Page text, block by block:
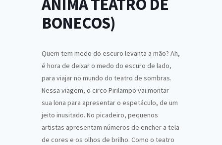
ÂNIMA TEATRO DE
BONECOS)
Quem tem medo do escuro levanta a mão? Ah,
é hora de deixar o medo do escuro de lado,
para viajar no mundo do teatro de sombras.
Nessa viagem, o circo Pirilampo vai montar
sua lona para apresentar o espetáculo, de um
jeito inusitado. No picadeiro, pequenos
artistas apresentam números de encher a tela
de cores e os olhos de brilho. Como o teatro